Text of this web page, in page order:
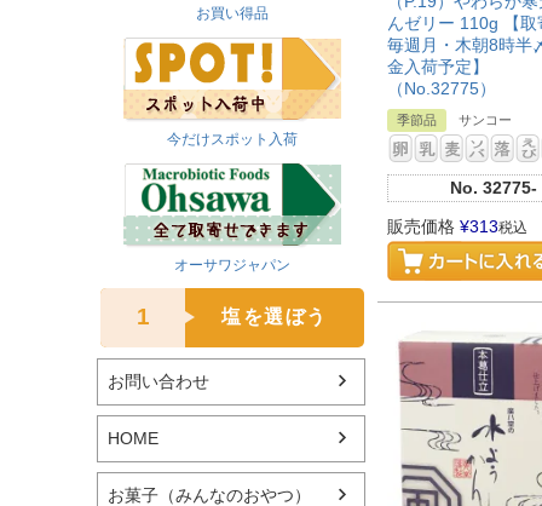
お買い得品
今だけスポット入荷
オーサワジャパン
1 塩を選ぼう
お問い合わせ
HOME
お菓子（みんなのおやつ）
んゼリー 110g 【取
毎週月・木朝8時半
金入荷予定】
（No.32775）
季節品 サンコー
No. 32775-
販売価格 ¥313税込